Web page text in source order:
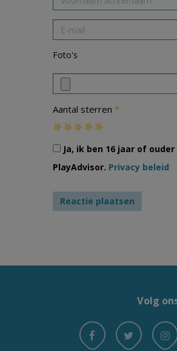
Foto's
Aantal sterren *
Ja, ik ben 16 jaar of
PlayAdvisor. Privacy beleid
Volg